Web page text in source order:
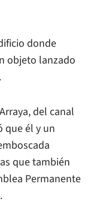
donde
objeto lanzado
del canal
que él y un
que también
Permanente